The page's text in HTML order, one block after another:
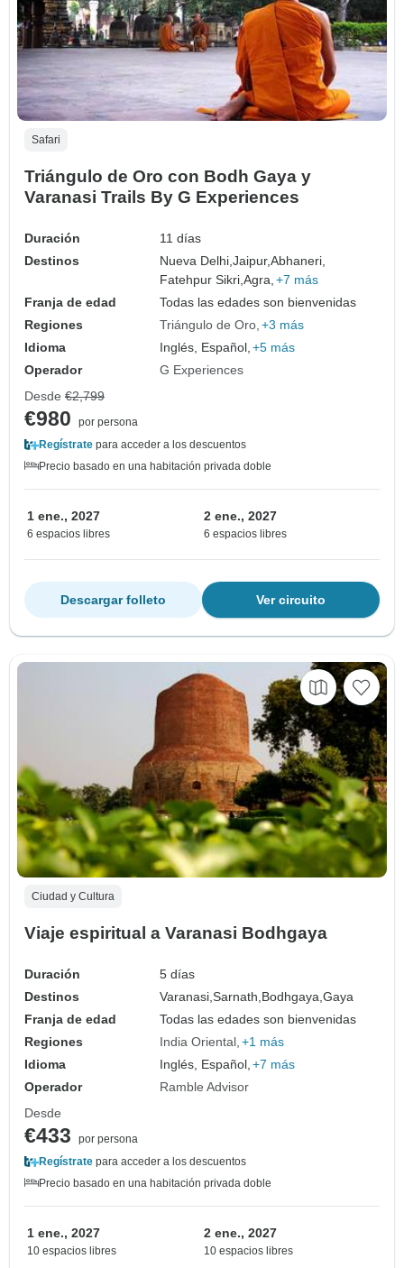
Safari
Triángulo de Oro con Bodh Gaya y
Varanasi Trails By G Experiences
Duración
11 días
Destinos
Nueva Delhi,Jaipur,Abhaneri,
Fatehpur Sikri,Agra, +7 más
Franja de edad
Todas las edades son bienvenidas
Regiones
Triángulo de Oro +3 más
Idioma
Inglés, Español, +5 más
Operador
G Experiences
Desde €2,799
€980
por persona
Regístrate para acceder a los descuentos
Precio basado en una habitación privada doble
1 ene., 2027
6 espacios libres
2 ene., 2027
6 espacios libres
Ver circuito
Descargar folleto
Ciudad y Cultura
Viaje espiritual a Varanasi Bodhgaya
Duración
5 días
Destinos
Varanasi,Sarnath, Bodhgaya,Gaya
Franja de edad
Todas las edades son bienvenidas
Regiones
India Oriental +1 más
Idioma
Inglés, Español, +7 más
Operador
Ramble Advisor
Desde
€433
por persona
Regístrate para acceder a los descuentos
Precio basado en una habitación privada doble
1 ene., 2027
10 espacios libres
2 ene., 2027
10 espacios libres